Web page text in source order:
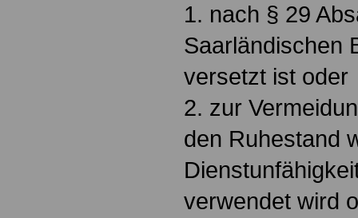
1. nach § 29
Saarländischen
versetzt ist oder
2. zur
den Ruhestand
verwendet wird